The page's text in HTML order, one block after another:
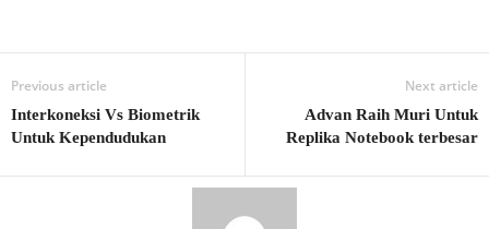
Previous article
Interkoneksi Vs Biometrik
Untuk Kependudukan
Next article
Advan Raih Muri Untuk
Replika Notebook terbesar